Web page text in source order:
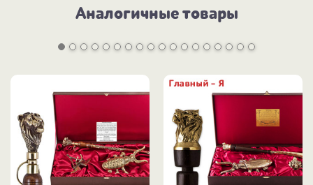
Аналогичные товары